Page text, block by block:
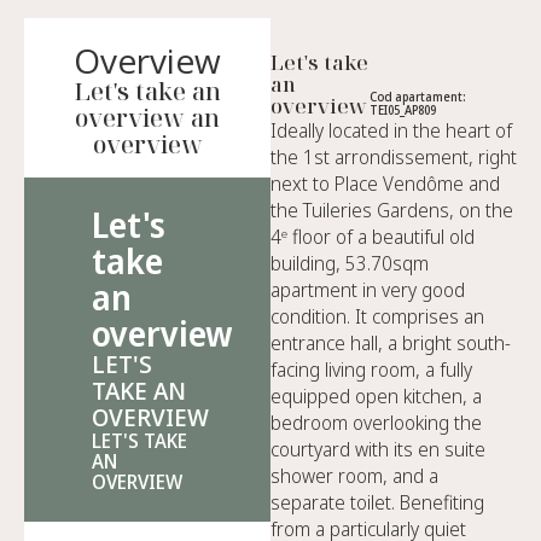
Let's take
an
overview Cod apartament:
TEI05_AP809
Ideally located in the heart of
the 1st arrondissement, right
next to Place Vendôme and
the Tuileries Gardens, on the
4ᵉ floor of a beautiful old
building, 53.70sqm
apartment in very good
condition. It comprises an
entrance hall, a bright south-
facing living room, a fully
equipped open kitchen, a
bedroom overlooking the
courtyard with its en suite
shower room, and a
separate toilet. Benefiting
from a particularly quiet
Overview
Let's take an
overview an
overview
Let's
take
an
overview
LET'S
TAKE AN
OVERVIEW
LET'S TAKE
AN
OVERVIEW